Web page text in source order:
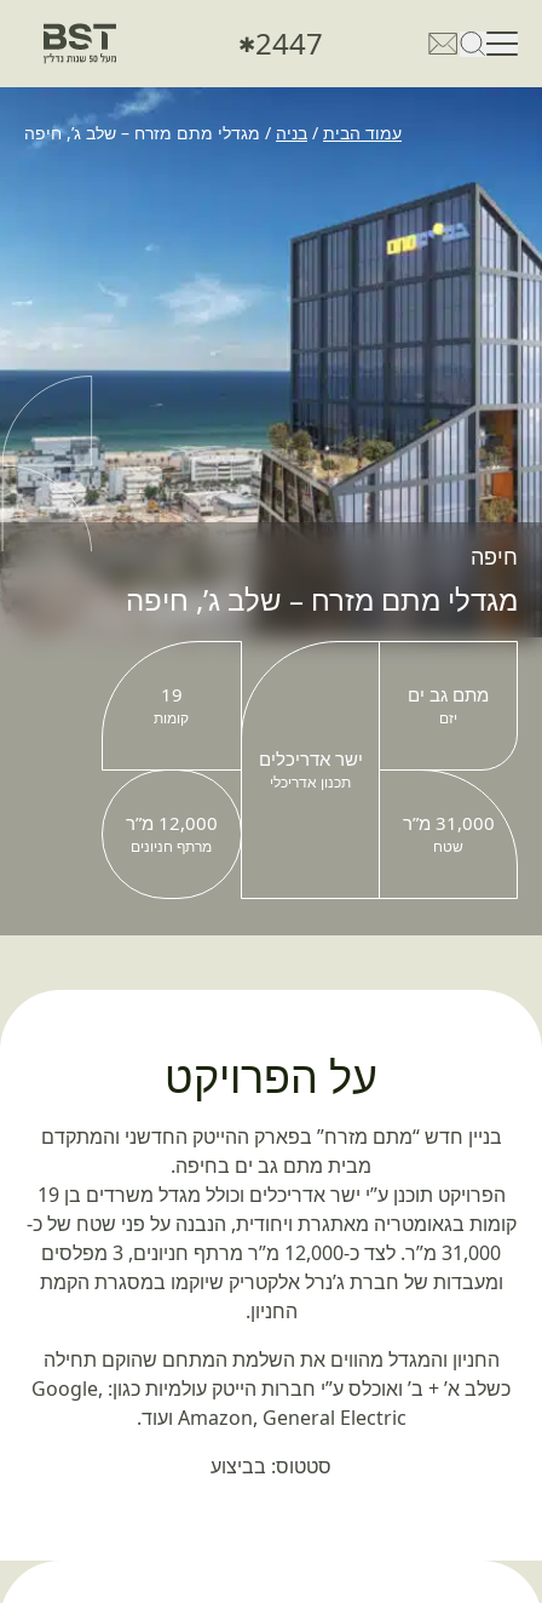
פתיחת טופס חיפוש
פתח את דף פרטי הקשר
2447
✱
עמוד הבית / בניה / מגדלי מתם מזרח – שלב ג’, חיפה
חיפה
מגדלי מתם מזרח – שלב ג’, חיפה
מתם גב ים
יזם
ישר אדריכלים
תכנון אדריכלי
19
קומות
31,000 מ”ר
שטח
12,000 מ”ר
מרתף חניונים
על הפרויקט
בניין חדש “מתם מזרח” בפארק ההייטק החדשני והמתקדם
מבית מתם גב ים בחיפה.
הפרויקט תוכנן ע”י ישר אדריכלים וכולל מגדל משרדים בן 19
קומות בגאומטריה מאתגרת ויחודית, הנבנה על פני שטח של כ-
31,000 מ”ר. לצד כ-12,000 מ”ר מרתף חניונים, 3 מפלסים
ומעבדות של חברת ג’נרל אלקטריק שיוקמו במסגרת הקמת
החניון.
החניון והמגדל מהווים את השלמת המתחם שהוקם תחילה
כשלב א’ + ב’ ואוכלס ע”י חברות הייטק עולמיות כגון: Google,
Amazon, General Electric ועוד.
סטטוס: בביצוע